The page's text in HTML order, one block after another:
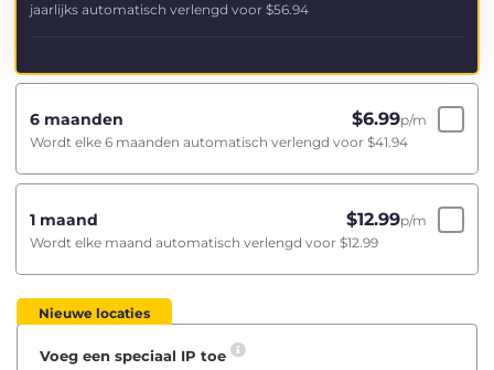
jaarlijks automatisch verlengd voor $56.94
6 maanden $6.99p/m
Wordt elke 6 maanden automatisch verlengd voor $41.94
1 maand $12.99p/m
Wordt elke maand automatisch verlengd voor $12.99
Nieuwe locaties
Voeg een speciaal IP toe